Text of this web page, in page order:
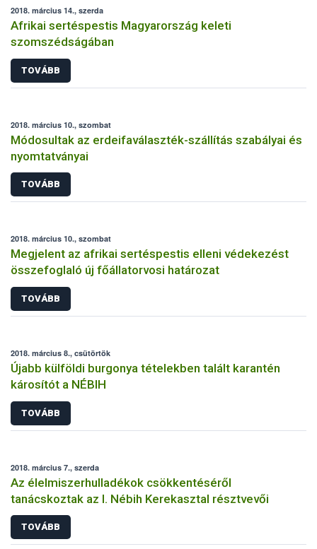
2018. március 14., szerda
Afrikai sertéspestis Magyarország keleti
szomszédságában
TOVÁBB
2018. március 10., szombat
Módosultak az erdeifaválaszték-szállítás szabályai és
nyomtatványai
TOVÁBB
2018. március 10., szombat
Megjelent az afrikai sertéspestis elleni védekezést
összefoglaló új főállatorvosi határozat
TOVÁBB
2018. március 8., csütörtök
Újabb külföldi burgonya tételekben talált karantén
károsítót a NÉBIH
TOVÁBB
2018. március 7., szerda
Az élelmiszerhulladékok csökkentéséről
tanácskoztak az I. Nébih Kerekasztal résztvevői
TOVÁBB